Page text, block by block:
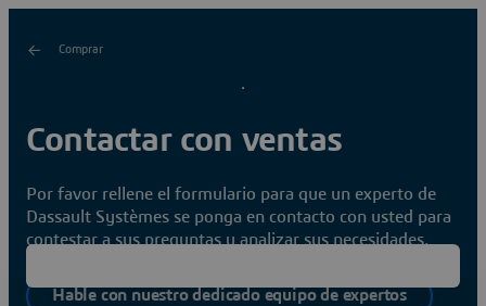
Comprar
Contactar con ventas
Por favor rellene el formulario para que un experto de
Dassault Systèmes se ponga en contacto con usted para
contestar a sus preguntas y analizar sus necesidades.
Hable con nuestro dedicado equipo de expertos